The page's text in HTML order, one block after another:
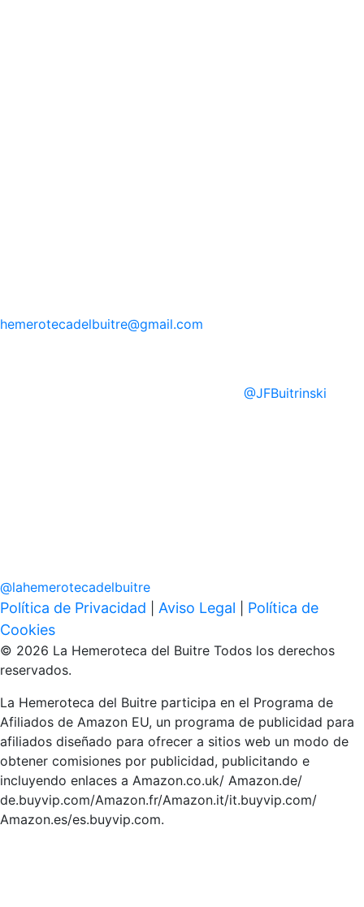
hemerotecadelbuitre@gmail.com
@JFBuitrinski
@lahemerotecadelbuitre
Política de Privacidad Aviso Legal
Política de
Cookies
© 2026 La Hemeroteca del Buitre Todos los derechos
reservados.
La Hemeroteca del Buitre participa en el Programa de
Afiliados de Amazon EU, un programa de publicidad para
afiliados diseñado para ofrecer a sitios web un modo de
obtener comisiones por publicidad, publicitando e
incluyendo enlaces a Amazon.co.uk/ Amazon.de/
de.buyvip.com/Amazon.fr/Amazon.it/it.buyvip.com/
Amazon.es/es.buyvip.com.